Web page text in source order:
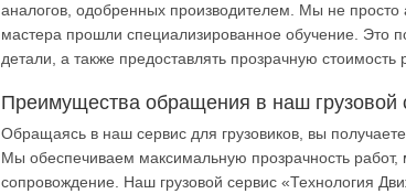
аналогов, одобренных производителем. Мы не просто
мастера прошли специализированное обучение. Это
детали, а также предоставлять прозрачную
Преимущества обращения в наш грузовой
Обращаясь в наш сервис для грузовиков, вы
Мы обеспечиваем максимальную прозрачность
сопровождение. Наш грузовой сервис «Технология